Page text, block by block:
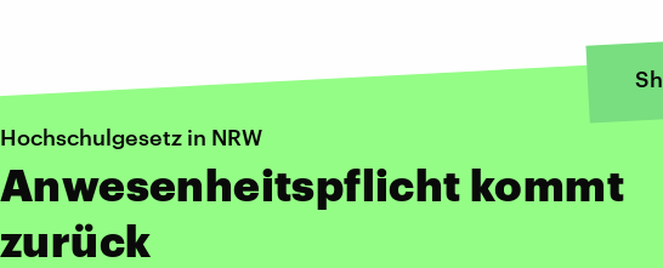
Hochschulgesetz in NRW
Anwesenheitspflicht kommt
zurück